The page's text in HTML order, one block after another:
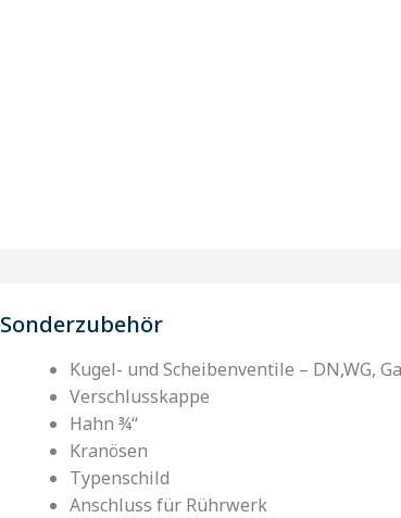
Sonderzubehör
Kugel- und Scheibenventile – DN,WG,
Verschlusskappe
Hahn ¾‘‘
Kranösen
Typenschild
Anschluss für Rührwerk